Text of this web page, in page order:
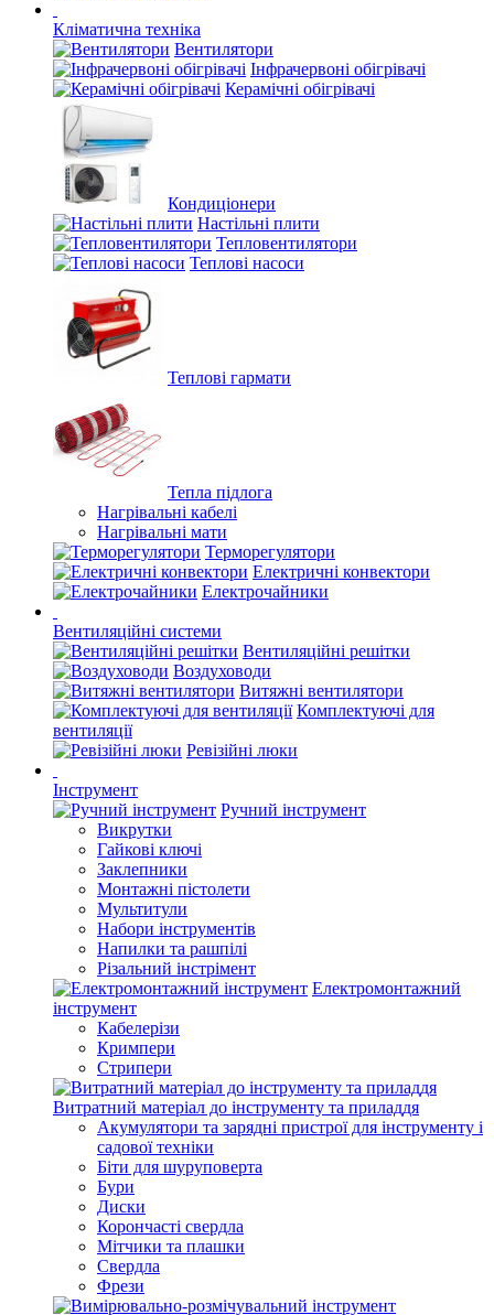
Кліматична техніка
Вентилятори
Інфрачервоні обігрівачі
Керамічні обігрівачі
Кондиціонери
Настільні плити
Тепловентилятори
Теплові насоси
Теплові гармати
Тепла підлога
Нагрівальні кабелі
Нагрівальні мати
Терморегулятори
Електричні конвектори
Електрочайники
Вентиляційні системи
Вентиляційні решітки
Воздуховоди
Витяжні вентилятори
Комплектуючі для
вентиляції
Ревізійні люки
Інструмент
Ручний інструмент
Викрутки
Гайкові ключі
Заклепники
Монтажні пістолети
Мультитули
Набори інструментів
Напилки та рашпілі
Різальний інстрімент
Електромонтажний
інструмент
Кабелерізи
Кримпери
Стрипери
Витратний матеріал до інструменту та приладдя
Акумулятори та зарядні пристрої для інструменту і
садової техніки
Біти для шуруповерта
Бури
Диски
Корончасті свердла
Мітчики та плашки
Свердла
Фрези